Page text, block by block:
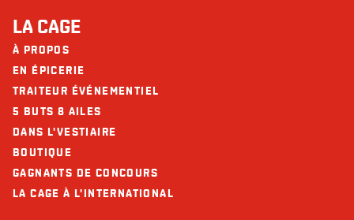
LA CAGE
À PROPOS
EN ÉPICERIE
TRAITEUR ÉVÉNEMENTIEL
5 BUTS 8 AILES
DANS L'VESTIAIRE
BOUTIQUE
GAGNANTS DE CONCOURS
LA CAGE À L'INTERNATIONAL